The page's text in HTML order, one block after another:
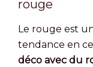
rouge
Le rouge est
tendance en
déco avec du